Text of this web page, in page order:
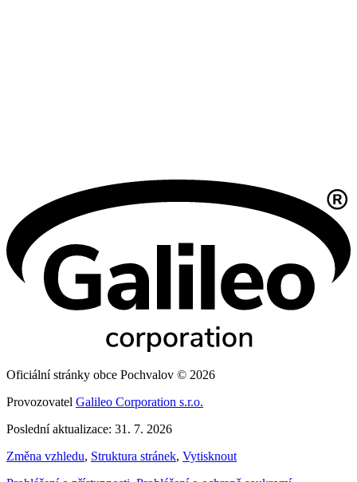
Oficiální stránky obce Pochvalov © 2026
Provozovatel Galileo Corporation s.r.o.
Poslední aktualizace: 31. 7. 2026
Změna vzhledu, Struktura stránek, Vytisknout